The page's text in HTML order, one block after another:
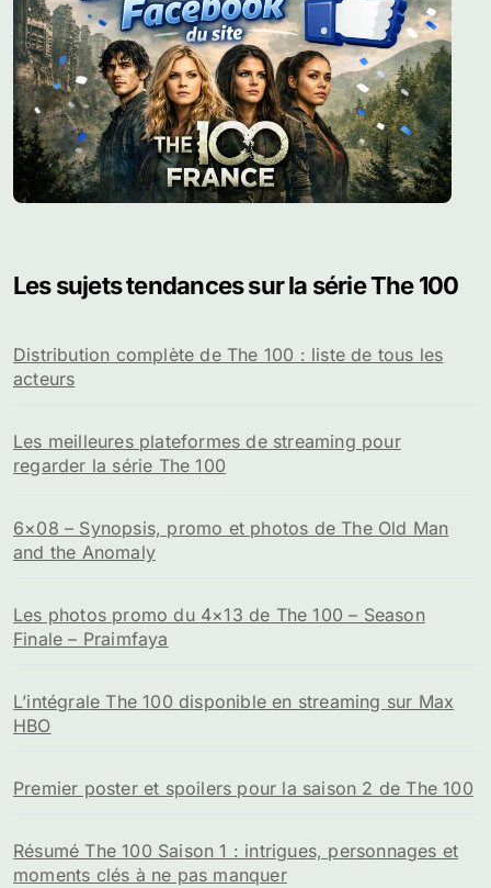
Les sujets tendances sur la série The 100
Distribution complète de The 100 : liste de tous les
acteurs
Les meilleures plateformes de streaming pour
regarder la série The 100
6×08 – Synopsis, promo et photos de The Old Man
and the Anomaly
Les photos promo du 4×13 de The 100 – Season
Finale – Praimfaya
L’intégrale The 100 disponible en streaming sur Max
HBO
Premier poster et spoilers pour la saison 2 de The 100
Résumé The 100 Saison 1 : intrigues, personnages et
moments clés à ne pas manquer